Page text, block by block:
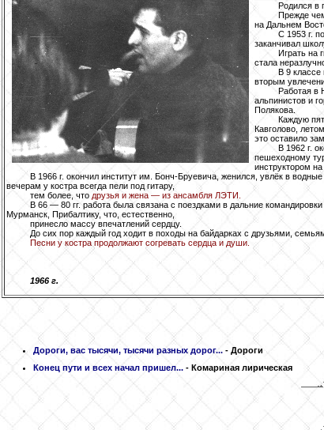
Родился в
Прежде
на Дальнем
С 1953 г.
заканчивал
Играть на
стала
В 9 классе
вторым
Работая в
альпинистов и
Полякова.
Каждую
Кавголово,
это оставило
В 1962 г.
пешеходному
инструктором на
В 1966 г. окончил институт им. Бонч-Бруевича, женился, увлёк в
вечерам у костра всегда пели под гитару,
тем более, что друзья и жена — из ансамбля ЛЭТИ.
В 66 — 80 гг. работа была связана с поездками в дальние
Мурманск, Прибалтику, что, естественно,
принесло массу впечатлений сердцу.
До сих пор каждый год ходит в походы на байдарках с друзьями,
Песни у костра продолжают согревать сердца и души.
1966 г.
Дороги, вас тысячи, тысячи разных дорог... - Дороги
Конец пути и всех начал пришел... - Комариная лирическая